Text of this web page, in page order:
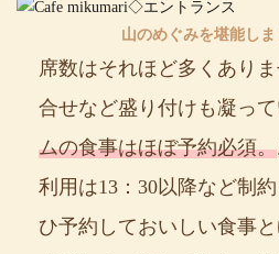
山のめぐみを堪能し
席数はそれほど多くあり
合せなど盛り付けも凝っ
ムの食事はほぼ予約必須。
利用は13：30以降など制
ひ予約しておいしい食事